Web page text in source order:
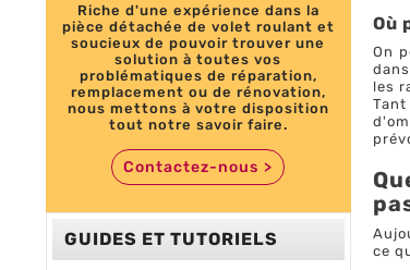
Riche d'une expérience dans la
pièce détachée de volet roulant et
soucieux de pouvoir trouver une
solution à toutes vos
problématiques de réparation,
remplacement ou de rénovation,
nous mettons à votre disposition
tout notre savoir faire.
Contactez-nous >
GUIDES ET TUTORIELS
Où
On
les
ce